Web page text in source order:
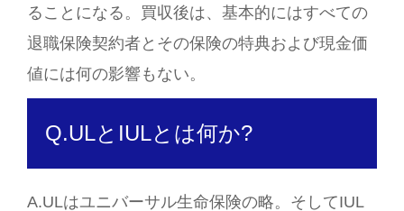
ることになる。買収後は、基本的にはすべての
退職保険契約者とその保険の特典および現金価
値には何の影響もない。
Q.ULとIULとは何か?
A.ULはユニバーサル生命保険の略。そしてIUL